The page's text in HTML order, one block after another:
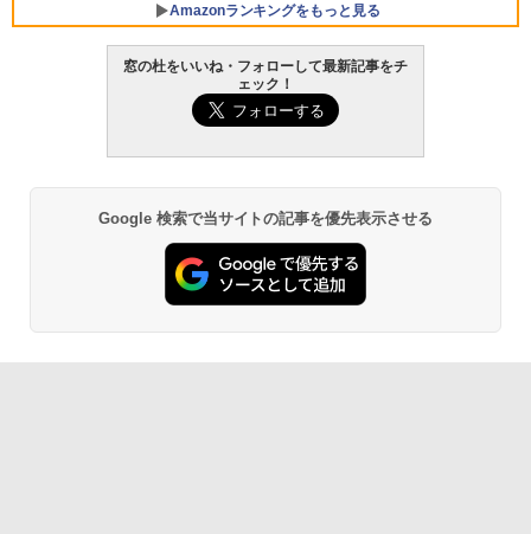
Amazonランキングをもっと見る
窓の杜をいいね・フォローして最新記事をチ
ェック！
Google 検索で当サイトの記事を優先表示させる